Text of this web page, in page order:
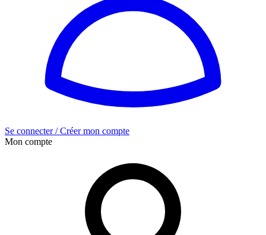
Se connecter / Créer mon compte
Mon compte